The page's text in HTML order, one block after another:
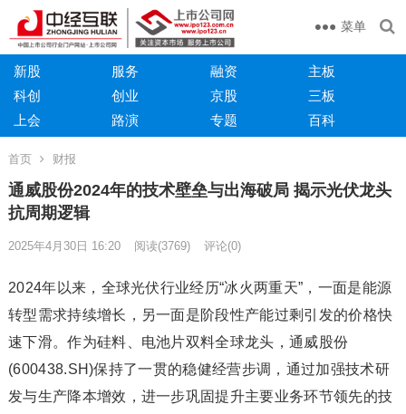
菜单
新股 服务 融资
主板
科创
创业 京股
三板
上会
路演 专题 百科
首页 财报
通威股份2024年的技术壁垒与出海破局 揭示光伏龙头
抗周期逻辑
2025年4月30日 16:20 阅读(3769) 评论(0)
2024年以来，全球光伏行业经历“冰火两重天”，一面是能源
转型需求持续增长，另一面是阶段性产能过剩引发的价格快
速下滑。作为硅料、电池片双料全球龙头，通威股份
(600438.SH)保持了一贯的稳健经营步调，通过加强技术研
发与生产降本增效，进一步巩固提升主要业务环节领先的技